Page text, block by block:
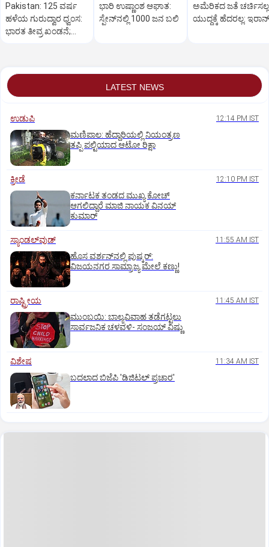
Pakistan: 125 ವರ್ಷ
ಹಳೆಯ ಗುರುದ್ವಾರ ಧ್ವಂಸ:
ಭಾರತ ತೀವ್ರ ಖಂಡನೆ;
ಭಾರಿ ಉಷ್ಣಾಂಶ‌ ಆಘಾತ:
ಸ್ಪೇನ್‌ನಲ್ಲಿ 1000 ಜನ ಬಲಿ
ಅಮೆರಿಕದ ಜತೆ
ಯುದ್ಧಕ್ಕೆ ಹೆದರಲ್ಲ: ಇರಾನ್‌
LATEST NEWS
ಉಡುಪಿ 12:14 PM IST
ಮಣಿಪಾಲ: ಹೆದ್ದಾರಿಯಲ್ಲಿ ನಿಯಂತ್ರಣ
ತಪ್ಪಿ ಪಲ್ಟಿಯಾದ ಆಟೋ ರಿಕ್ಷಾ
ಕ್ರೀಡೆ 12:10 PM IST
ಕರ್ನಾಟಕ ತಂಡದ ಮುಖ್ಯ ಕೋಚ್‌
ಆಗಲಿದ್ದಾರೆ ಮಾಜಿ ನಾಯಕ ವಿನಯ್‌
ಕುಮಾರ್
ಸ್ಯಾಂಡಲ್‌ವುಡ್‌ 11:55 AM IST
ಹೊಸ ವರ್ಶನ್‌ನಲ್ಲಿ ಪುಷ್ಕರ್‌:
ವಿಜಯನಗರ ಸಾಮ್ರಾಜ್ಯ ಮೇಲೆ ಕಣ್ಣು!
ರಾಷ್ಟ್ರೀಯ 11:45 AM IST
ಮುಂಬಯಿ: ಬಾಲ್ಯವಿವಾಹ ತಡೆಗಟ್ಟಲು
ಸಾರ್ವಜನಿಕ ಚಳವಳಿ- ಸಂಜಯ್‌ ವಿಷ್ಣು
ವಿಶೇಷ 11:34 AM IST
ಬದಲಾದ ಬಿಜೆಪಿ 'ಡಿಜಿಟಲ್‌ ಪ್ರಚಾರ'